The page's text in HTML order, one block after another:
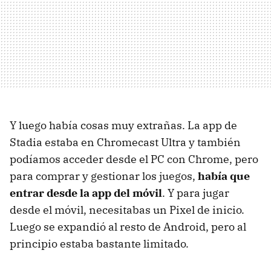
Y luego había cosas muy extrañas. La app de
Stadia estaba en Chromecast Ultra y también
podíamos acceder desde el PC con Chrome, pero
para comprar y gestionar los juegos, había que
entrar desde la app del móvil. Y para jugar
desde el móvil, necesitabas un Pixel de inicio.
Luego se expandió al resto de Android, pero al
principio estaba bastante limitado.